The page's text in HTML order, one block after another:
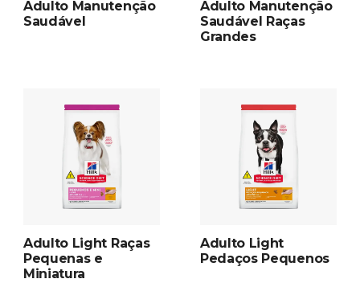
Adulto Manutenção
Saudável
Adulto Manutenção
Saudável Raças
Grandes
Adulto Light Raças
Pequenas e
Miniatura
Adulto Light
Pedaços Pequenos